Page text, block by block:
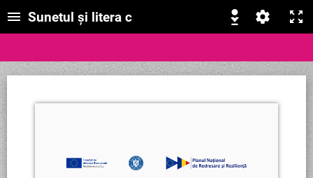
Sunetul și litera c